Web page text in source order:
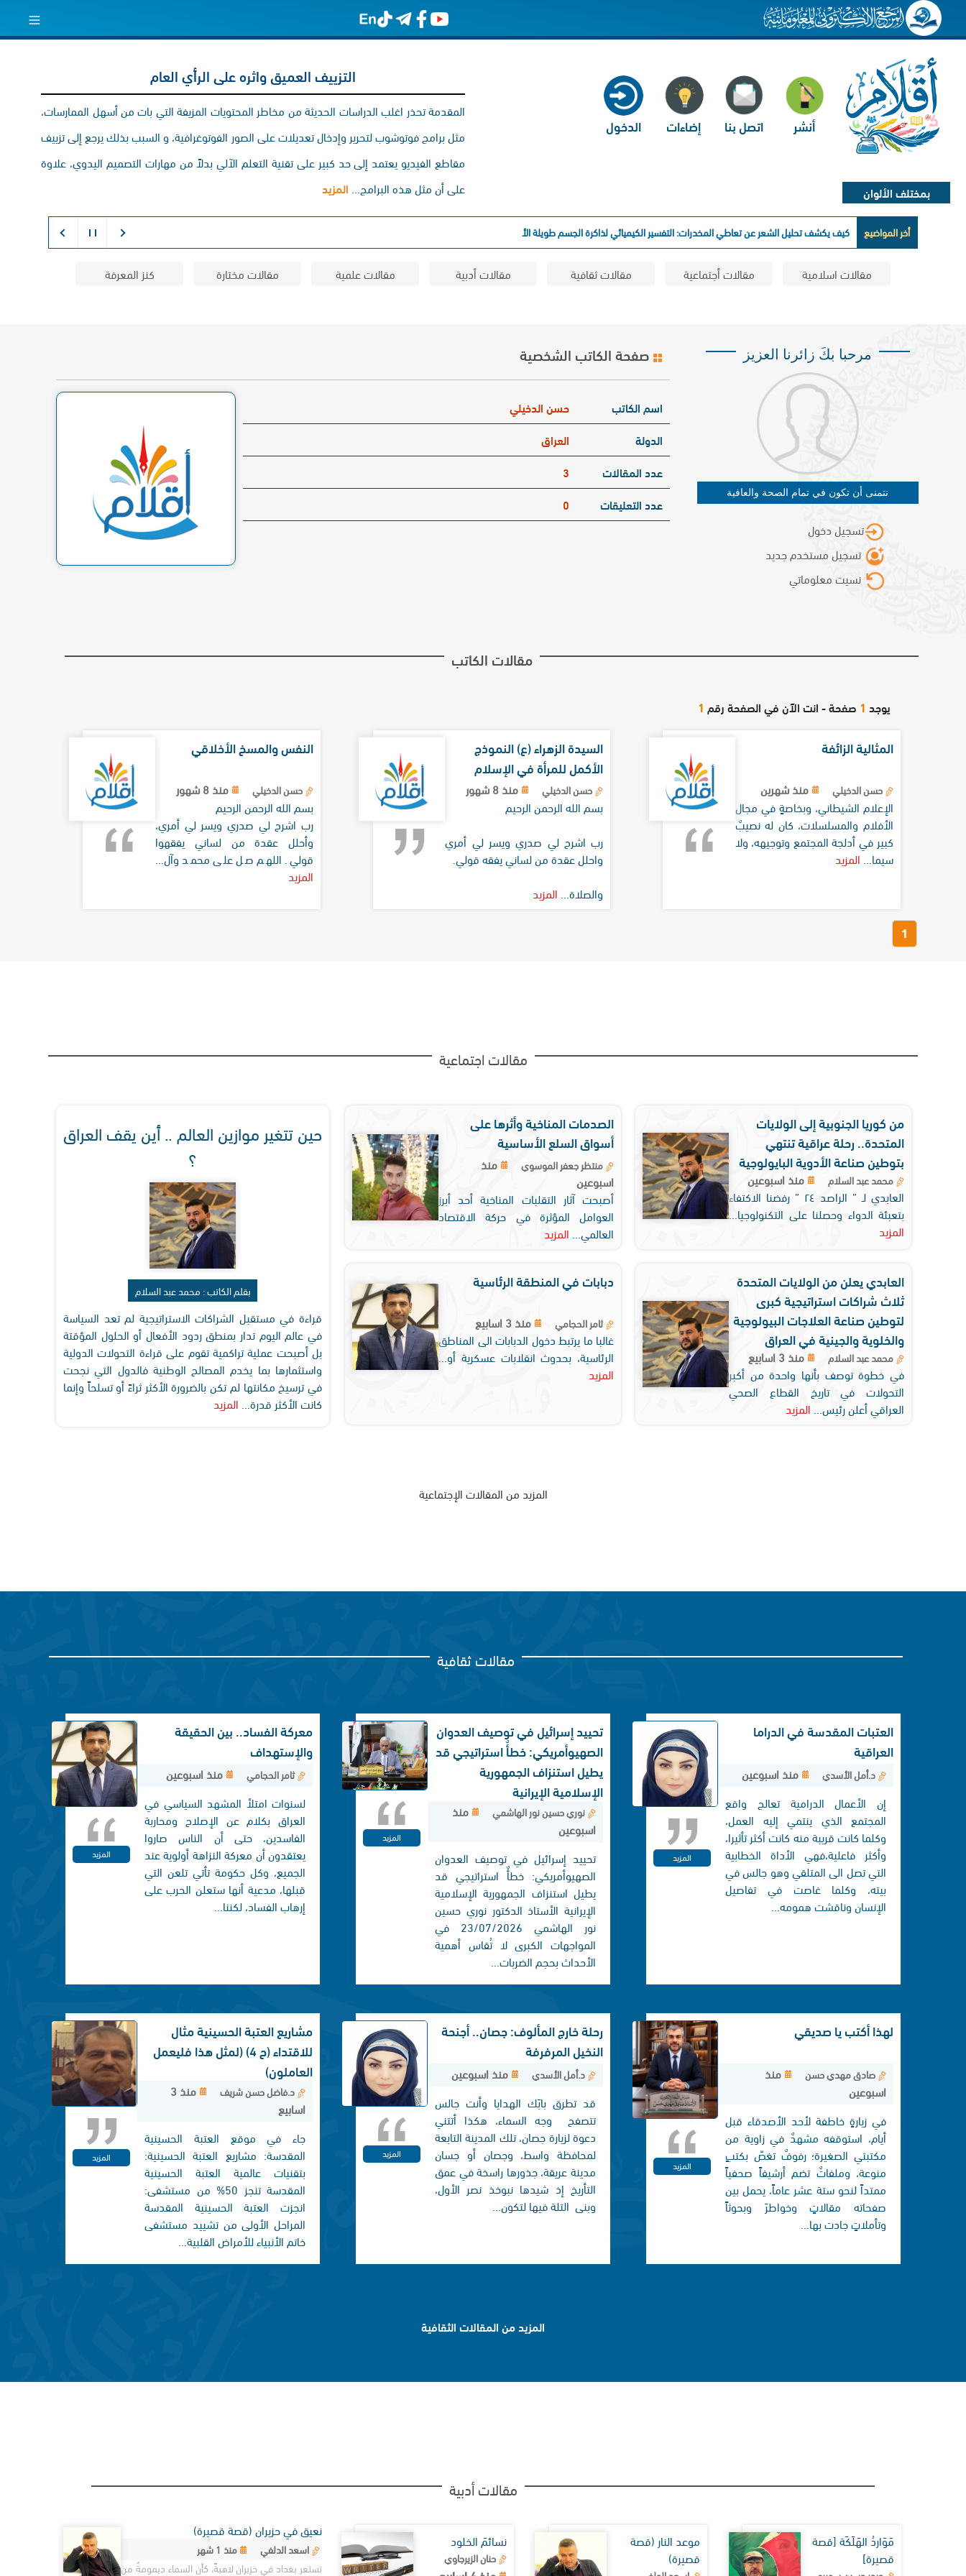
بمختلف الألوان
أنشر اتصل بنا إضاءات الدخول
التزييف العميق واثره على الرأي العام
المقدمة تحذر اغلب الدراسات الحديثة من مخاطر المحتويات المزيفة التي بات من أسهل الممارسات،
مثل برامج فوتوشوب لتحرير وإدخال تعديلات على الصور الفوتوغرافية، و السبب بذلك يرجع إلى تزييف
مقاطع الفيديو يعتمد إلى حد كبير على تقنية التعلم الآلي بدلاً من مهارات التصميم اليدوي، علاوة
على أن مثل هذه البرامج... المزيد
أخر المواضيع كيف يكشف تحليل الشعر عن تعاطي المخدرات: التفسير الكيميائي لذاكرة الجسم طويلة الأمد
مقالات اسلامية مقالات أجتماعية مقالات ثقافية مقالات أدبية مقالات علمية مقالات مختارة كنز المعرفة
مرحبا بكَ زائرنا العزيز
نتمنى أن تكون في تمام الصحة والعافية
تسجيل دخول
تسجيل مستخدم جديد
نسيت معلوماتي
صفحة الكاتب الشخصية
اسم الكاتب
حسن الدخيلي
الدولة
العراق
عدد المقالات
3
عدد التعليقات
0
مقالات الكاتب
يوجد 1 صفحة - انت الآن في الصفحة رقم 1
المثالية الزائفة
حسن الدخيلي
منذ شهرين
الإعلام الشيطاني، وبخاصةٍ في مجال
الأفلام والمسلسلات، كان له نصيبٌ
كبير في أدلجة المجتمع وتوجيهه، ولا
سيما... المزيد
السيدة الزهراء (ع) النموذج
الأكمل للمرأة في الإسلام
حسن الدخيلي
منذ 8 شهور
بسم الله الرحمن الرحيم
رب اشرح لي صدري ويسر لي أمري
واحلل عقدة من لساني يفقه قولي.
والصلاة... المزيد
النفس والمسخ الأخلاقي
حسن الدخيلي
منذ 8 شهور
بسم الله الرحمن الرحیم
رب اشرح لي صدري ويسر لي أمري،
وأحلل عقدة من لساني يفقهوا
قولي. اللهم صل على محمد وآل...
المزيد
1
مقالات اجتماعية
من كوريا الجنوبية إلى الولايات
المتحدة.. رحلة عراقية تنتهي
بتوطين صناعة الأدوية البايولوجية
محمد عبد السلام
منذ اسبوعين
العابدي لـ ” الراصد ٢٤ ” رفضنا الاكتفاء
بتعبئة الدواء وحصلنا على التكنولوجيا...
المزيد
الصدمات المناخية وأثرها على
أسواق السلع الأساسية
منتظر جعفر الموسوي
منذ
اسبوعين
أصبحت آثار التقلبات المناخية أحد أبرز
العوامل المؤثرة في حركة الاقتصاد
العالمي...
المزيد
العابدي يعلن من الولايات المتحدة
ثلاث شراكات استراتيجية كبرى
لتوطين صناعة العلاجات البيولوجية
والخلوية والجينية في العراق
محمد عبد السلام
منذ 3 اسابيع
في خطوة توصف بأنها واحدة من أكبر
التحولات في تاريخ القطاع الصحي
العراقي أعلن رئيس...
المزيد
دبابات في المنطقة الرئاسية
ثامر الحجامي
منذ 3 اسابيع
غالبا ما يرتبط دخول الدبابات الى المناطق
الرئاسية، بحدوث انقلابات عسكرية أو...
المزيد
حين تتغير موازين العالم .. أين يقف العراق
؟
بقلم الكاتب : محمد عبد السلام
قراءة في مستقبل الشراكات الاستراتيجية لم تعد السياسة
في عالم اليوم تدار بمنطق ردود الأفعال أو الحلول المؤقتة
بل أصبحت عملية تراكمية تقوم على قراءة التحولات الدولية
واستثمارها بما يخدم المصالح الوطنية فالدول التي نجحت
في ترسيخ مكانتها لم تكن بالضرورة الأكثر ثراءً أو تسلحاً وإنما
كانت الأكثر قدرة... المزيد
المزيد من المقالات الإجتماعية
مقالات ثقافية
العتبات المقدسة في الدراما
العراقية
د.أمل الأسدي
منذ اسبوعين
إن الأعمال الدرامية تعالج واقع
المجتمع الذي ينتمي إليه العمل،
وكلما كانت قريبة منه كانت أكثر تأثيرا،
وأكثر فاعلية،فهي الأداة الخطابية
التي تصل الی المتلقي وهو جالس في
بيته، وكلما غاصت في تفاصيل
الإنسان وناقشت همومه...
المزيد
تحييد إسرائيل في توصيف العدوان
الصهيوأمريكي: خطأٌ استراتيجي قد
يطيل استنزاف الجمهورية
الإسلامية الإيرانية
نوري حسين نور الهاشمي
منذ
اسبوعين
تحييد إسرائيل في توصيف العدوان
الصهيوأمريكي: خطأٌ استراتيجي قد
يطيل استنزاف الجمهورية الإسلامية
الإيرانية الأستاذ الدكتور نوري حسين
نور الهاشمي 23/07/2026 في
المواجهات الكبرى لا تُقاس أهمية
الأحداث بحجم الضربات...
المزيد
معركة الفساد.. بين الحقيقة
والإستهداف
ثامر الحجامي
منذ اسبوعين
لسنوات امتلأ المشهد السياسي في
العراق بكلام عن الإصلاح ومحاربة
الفاسدين، حتى أن الناس صاروا
يعتقدون أن معركة النزاهة أولوية عند
الجميع، وكل حكومة تأتي تلعن التي
قبلها، مدعية أنها ستعلن الحرب على
إرهاب الفساد، لكننا...
المزيد
لهذا أكتب يا صديقي
صادق مهدي حسن
منذ
اسبوعين
في زيارةٍ خاطفة لأحد الأصدقاء قبل
أيام، استوقفه مشهدٌ في زاوية من
مكتبتي الصغيرة؛ رفوفٌ تغصّ بكتبٍ
منوعة، وملفاتٌ تضم أرشيفاً صحفياً
ممتداً لنحو ستة عشر عاماً، يحمل بين
صفحاته مقالاتٍ وخواطرَ وبحوثاً
وتأملاتٍ جادت بها...
المزيد
رحلة خارج المألوف: جصان.. أجنحة
النخيل المرفرفة
د.أمل الأسدي
منذ اسبوعين
قد تطرق بابَك الهدايا وأنت جالس
تتصفح وجه السماء، هكذا أتتني
دعوة لزيارة جصان، تلك المدينة التابعة
لمحافظة واسط، وجصان أو جسان
مدينة عريقة، جذورها راسخة في عمق
التأريخ إذ شيدها نبوخذ نصر الأول،
وبنی التلة فيها لتكون...
المزيد
مشاريع العتبة الحسينية مثال
للاقتداء (ح 4) (لمثل هذا فليعمل
العاملون)
د.فاضل حسن شريف
منذ 3
اسابيع
جاء في موقع العتبة الحسينية
المقدسة: مشاريع العتبة الحسينية:
بتقنيات عالمية العتبة الحسينية
المقدسة تنجز 50% من مستشفى:
انجزت العتبة الحسينية المقدسة
المراحل الأولى من تشييد مستشفى
خاتم الأنبياء للأمراض القلبية...
المزيد
المزيد من المقالات الثقافية
مقالات أدبية
مَوَاردُ الهَلَكَة [قصة
قصيرة]
موعد النار (قصة
قصيرة)
نسائمَ الخلود
حنان الزيرجاوي
نعيق في حزيران (قصة قصيرة)
اسعد الدلفي
منذ 1 شهر
تستعر بغداد في حزيران لاهبةً، كأن السماء ديمومةٌ من